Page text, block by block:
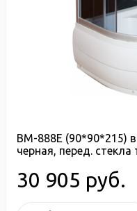
ВМ-888E (90*90*215)
черная, перед.
30 905 руб.